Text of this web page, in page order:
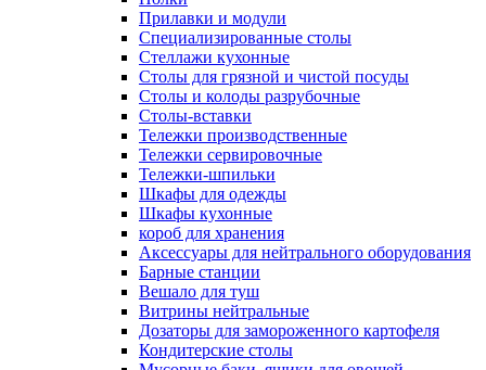
Прилавки и модули
Специализированные столы
Стеллажи кухонные
Столы для грязной и чистой посуды
Столы и колоды разрубочные
Столы-вставки
Тележки производственные
Тележки сервировочные
Тележки-шпильки
Шкафы для одежды
Шкафы кухонные
короб для хранения
Аксессуары для нейтрального оборудования
Барные станции
Вешало для туш
Витрины нейтральные
Дозаторы для замороженного картофеля
Кондитерские столы